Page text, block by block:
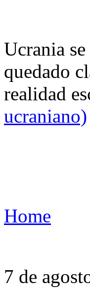
Ucrania
quedado
realidad
ucraniano)
Home
7 de